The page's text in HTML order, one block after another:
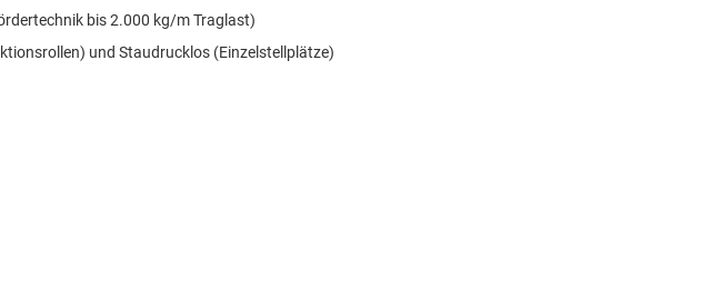
bis 2.000 kg/m Traglast)
und Staudrucklos (Einzelstellplätze)